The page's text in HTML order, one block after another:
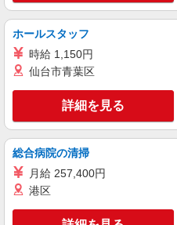
タイパ最強！
時給1500
キープ
派遣社員
株式会社kotrio /●NR-H-1882780
五位堂駅す
時給1500
ホールスタッフ
時給 1,150円
仙台市青葉区
詳細を見る
総合病院の清掃
月給 257,400円
港区